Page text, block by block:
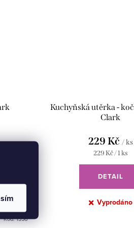
Kód:1356
Kuchyňská utěrka -
Clark
229 Kč / ks
Měrná
229 Kč / 1 ks
DETAIL
Vyprodáno